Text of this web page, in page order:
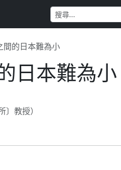
間的日本難為小
日本難為小
教授）